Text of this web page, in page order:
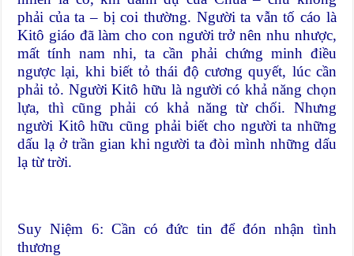
phải của ta – bị coi thường. Người ta vẫn tố cáo là
Kitô giáo đã làm cho con người trở nên nhu nhược,
mất tính nam nhi, ta cần phải chứng minh điều
ngược lại, khi biết tỏ thái độ cương quyết, lúc cần
phải tỏ. Người Kitô hữu là người có khả năng chọn
lựa, thì cũng phải có khả năng từ chối. Nhưng
người Kitô hữu cũng phải biết cho người ta những
dấu lạ ở trần gian khi người ta đòi mình những dấu
lạ từ trời.
Suy Niệm 6: Cần có đức tin để đón nhận tình
thương